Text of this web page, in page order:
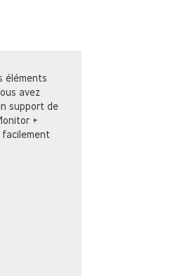
éléments
avez
support de
+
facilement